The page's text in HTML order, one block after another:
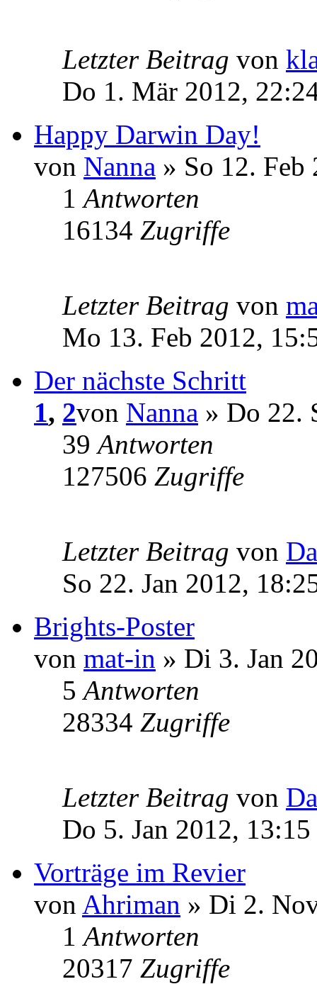
Letzter Beitrag von
Do 1. Mär 2012,
Happy Darwin Day!
von Nanna » So 12. Feb
1Antworten
16134 Zugriffe
Letzter Beitrag von
Mo 13. Feb 2012,
Der nächste Schritt
1, 2von Nanna » Do 22.
39Antworten
127506 Zugriffe
Letzter Beitrag von
So 22. Jan 2012,
Brights-Poster
von mat-in » Di 3. Jan
5Antworten
28334 Zugriffe
Letzter Beitrag von
Do 5. Jan 2012, 13:15
Vorträge im Revier
von Ahriman » Di 2.
1Antworten
20317 Zugriffe